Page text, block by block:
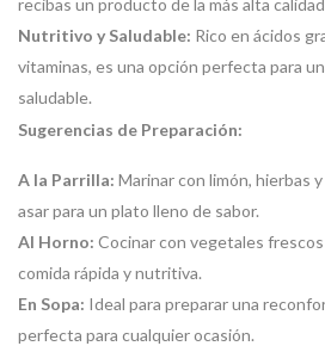
recibas un producto de la más alta
Nutritivo y Saludable: Rico en ácidos
vitaminas, es una opción perfecta para
saludable.
Sugerencias de Preparación:
A la Parrilla: Marinar con limón, hierbas
asar para un plato lleno de sabor.
Al Horno: Cocinar con vegetales
comida rápida y nutritiva.
En Sopa: Ideal para preparar una
perfecta para cualquier ocasión.